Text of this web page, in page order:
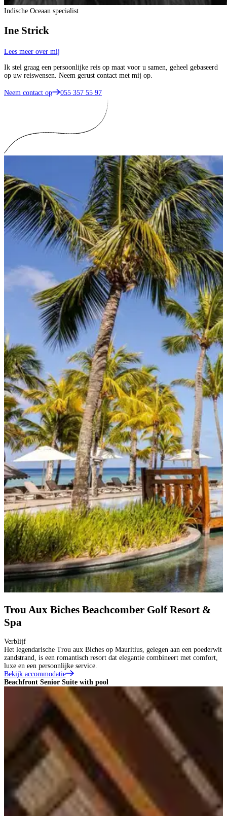
Indische Oceaan specialist
Ine Strick
Lees meer over mij
Ik stel graag een persoonlijke reis op maat voor u samen, geheel gebaseerd
op uw reiswensen. Neem gerust contact met mij op.
Neem contact op 055 357 55 97
Trou Aux Biches Beachcomber Golf Resort &
Spa
Verblijf
Het legendarische Trou aux Biches op Mauritius, gelegen aan een poederwit
zandstrand, is een romantisch resort dat elegantie combineert met comfort,
luxe en een persoonlijke service.
Bekijk accommodatie
Beachfront Senior Suite with pool